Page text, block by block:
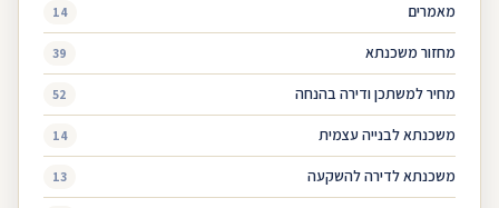
מאמרים 14
מחזור משכנתא 39
מחיר למשתכן ודירה בהנחה 52
משכנתא לבנייה עצמית 14
משכנתא לדירה להשקעה 13